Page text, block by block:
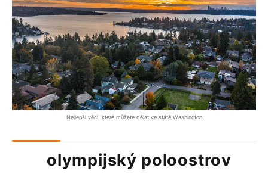
Nejlepší věci, které můžete dělat ve státě Washington
olympijský poloostrov